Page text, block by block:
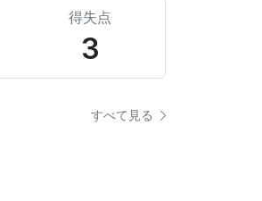
得失点
3
すべて見る